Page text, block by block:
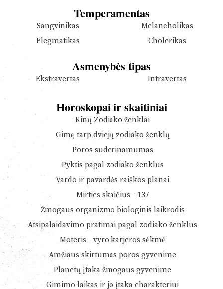
Temperamentas
Sangvinikas
Melancholikas
Flegmatikas
Cholerikas
Asmenybės tipas
Ekstravertas Intravertas
Horoskopai ir skaitiniai
Kinų Zodiako ženklai
Gimę tarp dviejų zodiako ženklų
Poros suderinamumas
Pyktis pagal zodiako ženklus
Vardo ir pavardės raiškos planai
Mirties skaičius - 137
Žmogaus organizmo biologinis laikrodis
Atsipalaidavimo pratimai pagal zodiako ženklus
Moteris - vyro karjeros sėkmė
Amžiaus skirtumas poros gyvenime
Planetų įtaka žmogaus gyvenime
Gimimo laikas ir jo įtaka charakteriui